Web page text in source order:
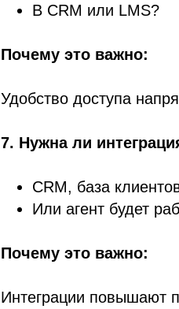
В CRM или LMS?
Почему это важно:
Удобство доступа
7. Нужна ли
CRM, база
Или агент будет
Почему это важно:
Интеграции повышают